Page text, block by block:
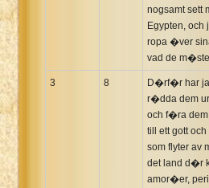
nogsamt sett
Egypten, och
ropa �ver
vad de m�ste
3 8
D�rf�r har
r�dda dem
och f�ra
till ett gott
som flyter av
det land d�r
amor�er,